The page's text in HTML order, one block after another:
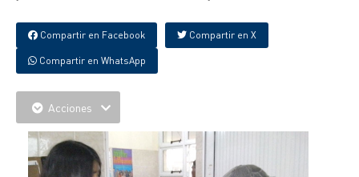
Compartir en Facebook Compartir en X
Compartir en WhatsApp
Acciones